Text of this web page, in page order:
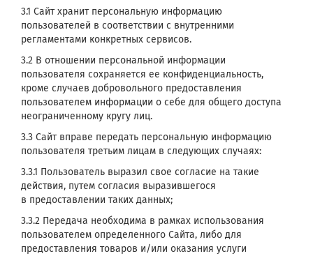
3.1 Сайт хранит персональную информацию
пользователей в соответствии с внутренними
регламентами конкретных сервисов.
3.2 В отношении персональной информации
пользователя сохраняется ее конфиденциальность,
кроме случаев добровольного предоставления
пользователем информации о себе для общего доступа
неограниченному кругу лиц.
3.3 Сайт вправе передать персональную информацию
пользователя третьим лицам в следующих случаях:
3.3.1 Пользователь выразил свое согласие на такие
действия, путем согласия выразившегося
в предоставлении таких данных;
3.3.2 Передача необходима в рамках использования
пользователем определенного Сайта, либо для
предоставления товаров и/или оказания услуги